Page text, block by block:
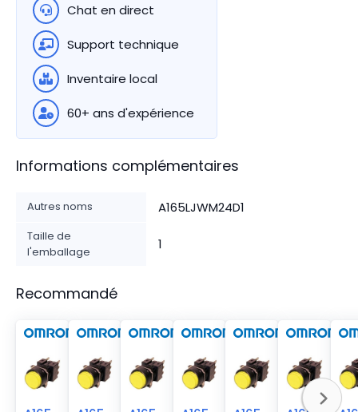
Chat en direct
Support technique
Inventaire local
60+ ans d'expérience
Informations complémentaires
Autres noms A165LJWM24D1
Taille de
l'emballage
1
Recommandé